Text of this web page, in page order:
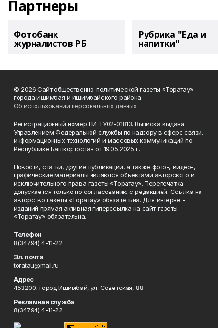
Партнеры
Фотобанк
журналистов РБ
Рубрика "Еда и
напитки"
© 2026 Сайт общественно-политической газеты «Торатау»
города Ишимбая и Ишимбайского района
Об использовании персональных данных
Регистрационный номер ПИ ТУ02-01813. Выписка выдана
Управлением Федеральной службы по надзору в сфере связи,
информационных технологий и массовых коммуникаций по
Республике Башкортостан от 19.05.2025 г.
Новости, статьи, другие публикации, а также фото-, видео-,
графические материалы являются объектами авторского и
исключительного права газеты «Торатау». Перепечатка
допускается только по согласованию с редакцией. Ссылка на
авторство газеты «Торатау» обязательна. Для интернет-
изданий прямая активная гиперссылка на сайт газеты
«Торатау» обязательна.
Телефон
8(34794) 4-11-22
Эл. почта
toratau@mail.ru
Адрес
453200, город Ишимбай, ул. Советская, 88
Рекламная служба
8(34794) 4-11-22